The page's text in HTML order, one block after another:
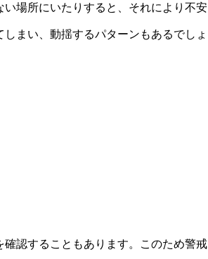
場所にいたりすると、それにより不安
まい、動揺するパターンもあるでしょ
認することもあります。このため警戒